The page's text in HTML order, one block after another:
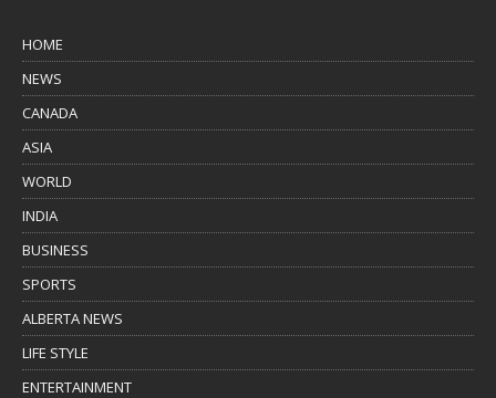
HOME
NEWS
CANADA
ASIA
WORLD
INDIA
BUSINESS
SPORTS
ALBERTA NEWS
LIFE STYLE
ENTERTAINMENT